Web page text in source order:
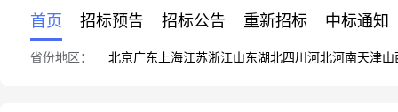
首页 招标预告 招标公告 重新招标 中标通知
省份地区： 北京广东 上海江苏浙江山东湖北四川 河北河南天津山